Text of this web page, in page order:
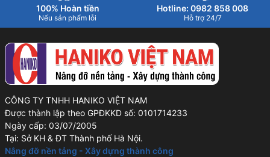
100% Hoàn tiền
Nếu sản phẩm lỗi
Hotline: 0982 858 008
Hỗ trợ 24/7
CÔNG TY TNHH HANIKO VIỆT NAM
Được thành lập theo GPĐKKD số: 0101714233
Ngày cấp: 03/07/2005
Tại: Sở KH & ĐT Thành phố Hà Nội.
Nâng đỡ nền tảng - Xây dựng thành công